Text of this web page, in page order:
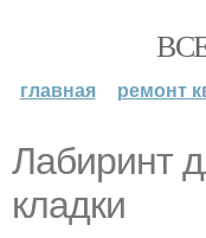
главная ремонт
Лабиринт
кладки